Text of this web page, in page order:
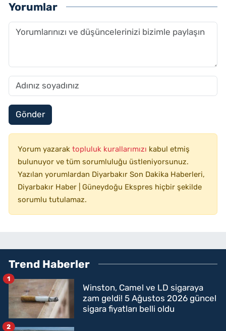
Yorumlar
Gönder
Yorum yazarak topluluk kurallarımızı kabul etmiş
bulunuyor ve tüm sorumluluğu üstleniyorsunuz.
Yazılan yorumlardan Diyarbakır Son Dakika Haberleri,
Diyarbakır Haber | Güneydoğu Ekspres hiçbir şekilde
sorumlu tutulamaz.
Trend Haberler
Winston, Camel ve LD sigaraya
zam geldi! 5 Ağustos 2026 güncel
sigara fiyatları belli oldu
1
2